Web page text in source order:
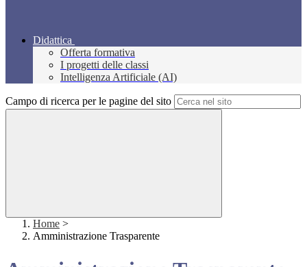
Didattica
Offerta formativa
I progetti delle classi
Intelligenza Artificiale (AI)
Campo di ricerca per le pagine del sito
Home >
Amministrazione Trasparente